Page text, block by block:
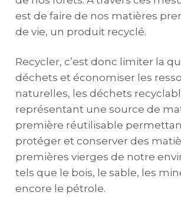
est de faire de nos matières
de vie, un produit recyclé.
Recycler, c’est donc limiter la
déchets et économiser les
naturelles, les déchets
représentant une source de
première réutilisable
protéger et conserver des
premières vierges de notre
tels que le bois, le sable, les
encore le pétrole.